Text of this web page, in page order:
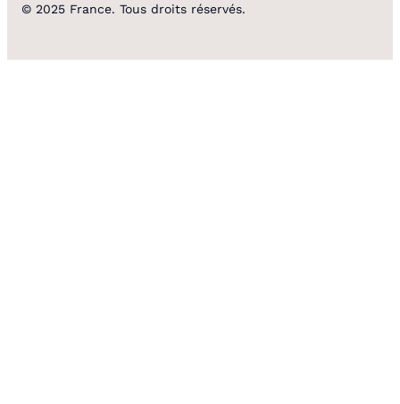
© 2025 France. Tous droits réservés.